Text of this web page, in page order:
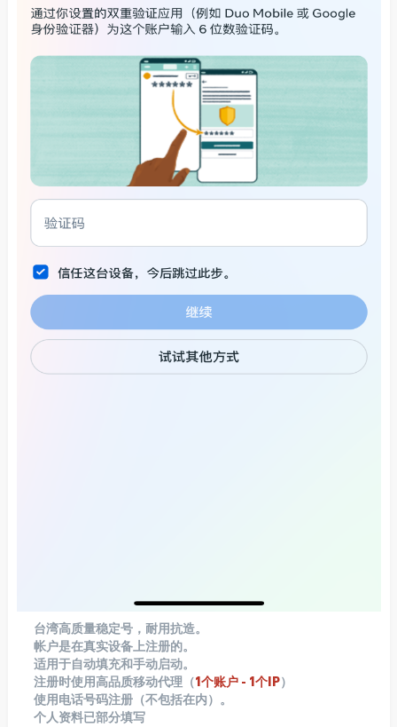
台湾高质量稳定号，耐用抗造。
帐户是在真实设备上注册的。
适用于自动填充和手动启动。
注册时使用高品质移动代理（1个账户 - 1个IP）
使用电话号码注册（不包括在内）。
个人资料已部分填写